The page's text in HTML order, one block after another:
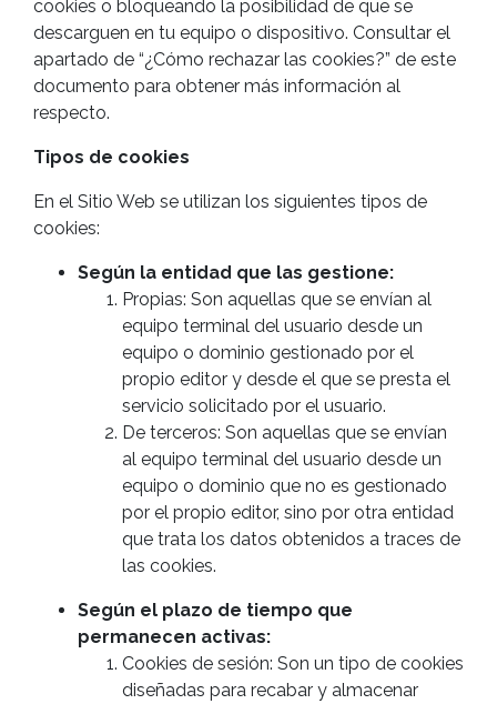
cookies o bloqueando la posibilidad de que se
descarguen en tu equipo o dispositivo. Consultar el
apartado de “¿Cómo rechazar las cookies?” de este
documento para obtener más información al
respecto.
Tipos de cookies
En el Sitio Web se utilizan los siguientes tipos de
cookies:
Según la entidad que las gestione:
Propias: Son aquellas que se envían al
equipo terminal del usuario desde un
equipo o dominio gestionado por el
propio editor y desde el que se presta el
servicio solicitado por el usuario.
De terceros: Son aquellas que se envían
al equipo terminal del usuario desde un
equipo o dominio que no es gestionado
por el propio editor, sino por otra entidad
que trata los datos obtenidos a traces de
las cookies.
Según el plazo de tiempo que
permanecen activas:
Cookies de sesión: Son un tipo de cookies
diseñadas para recabar y almacenar